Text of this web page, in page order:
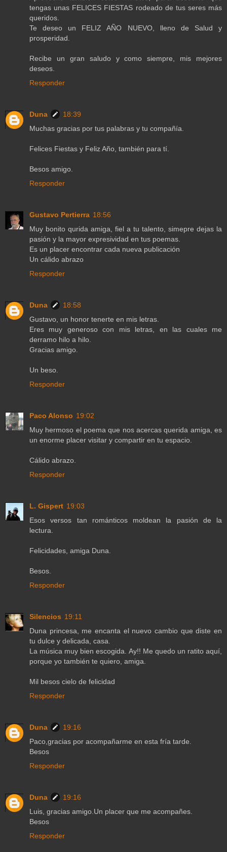
tengas unas FELICES FIESTAS rodeado de tus seres más
queridos.
Te deseo un FELIZ AÑO NUEVO, lleno de Salud y
prosperidad.
Recibe un gran saludo y como siempre, mis mejores
deseos.
Responder
Duna
18:39
Muchas gracias por tus palabras y tu compañía.
Felices Fiestas y Feliz Año, también para tí.
Besos amigo.
Responder
Gustavo Pertierra 18:56
Muy bonito qurida amiga, fiel a tu talento, simepre dejas la
pasión y la mayor expresividad en tus poemas.
Es un placer encontrar cada nueva publicación
Un cálido abrazo
Responder
Duna
18:58
Gustavo, un honor tenerte en mis letras.
Eres muy generoso con mis letras, en las cuales me
derramo hilo a hilo.
Gracias amigo.
Un beso.
Responder
Paco Alonso 19:02
Muy hermoso el poema que nos acercas querida amiga, es
un enorme placer visitar y compartir en tu espacio.
Cálido abrazo.
Responder
L. Gispert 19:03
Esos versos tan románticos moldean la pasión de la
lectura.
Felicidades, amiga Duna.
Besos.
Responder
Silencios 19:11
Duna princesa, me encanta el nuevo cambio que diste en
tu dulce y delicada, casa.
La música muy bien escogida. Ay!! Me quedo un ratito aquí,
porque yo también te quiero, amiga.
Mil besos cielo de felicidad
Responder
Duna
19:16
Paco,gracias por acompañarme en esta fría tarde.
Besos
Responder
Duna
19:16
Luis, gracias amigo.Un placer que me acompañes.
Besos
Responder